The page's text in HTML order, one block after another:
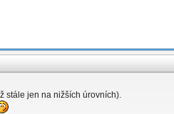
stále jen na nižších úrovních).